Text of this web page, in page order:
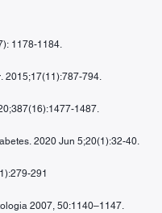
1178-1184.
2015;17(11):787-794.
1487.
2020 Jun 5;20(1):32-40.
291
2007, 50:1140–1147.